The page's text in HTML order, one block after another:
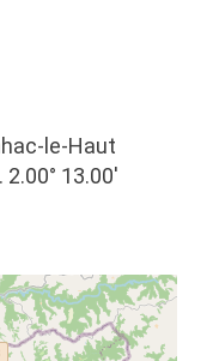
le-Haut
13.00′